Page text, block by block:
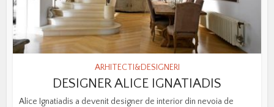
ARHITECTI&DESIGNERI
DESIGNER ALICE IGNATIADIS
Alice Ignatiadis a devenit designer de interior din nevoia de